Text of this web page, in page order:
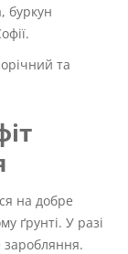
буркун
та
на добре
ґрунті. У разі
заробляння.